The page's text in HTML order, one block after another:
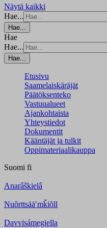
Näytä kaikki
Hae...
Hae...
Hae
Hae...
Hae...
Etusivu
Saamelaiskäräjät
Päätöksenteko
Vastuualueet
Ajankohtaista
Yhteystiedot
Dokumentit
Kääntäjät ja tulkit
Oppimateriaalikauppa
Suomi fi
Anarâškielâ
Nuõrttsääʹmǩiõll
Davvisámegiella